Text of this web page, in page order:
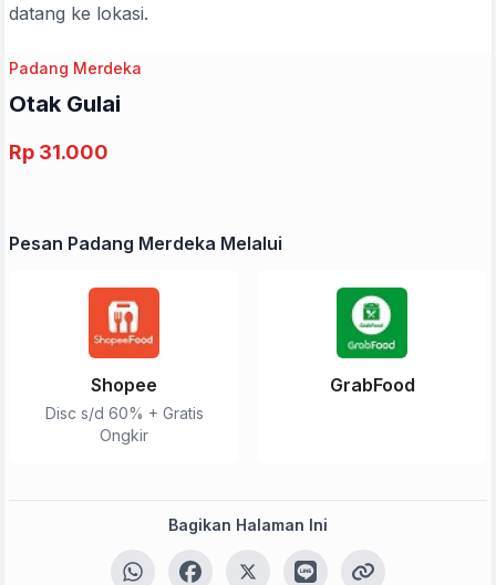
datang ke lokasi.
Padang Merdeka
Otak Gulai
Rp 31.000
Pesan Padang Merdeka Melalui
Shopee
Disc s/d 60% + Gratis
Ongkir
GrabFood
Bagikan Halaman Ini